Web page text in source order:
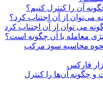
آن را کنترل کنیم؟
معامله با آن چگونه است؟
محاسبه سود مرکب
فارکس
و چگونه آن‌ها را کنترل